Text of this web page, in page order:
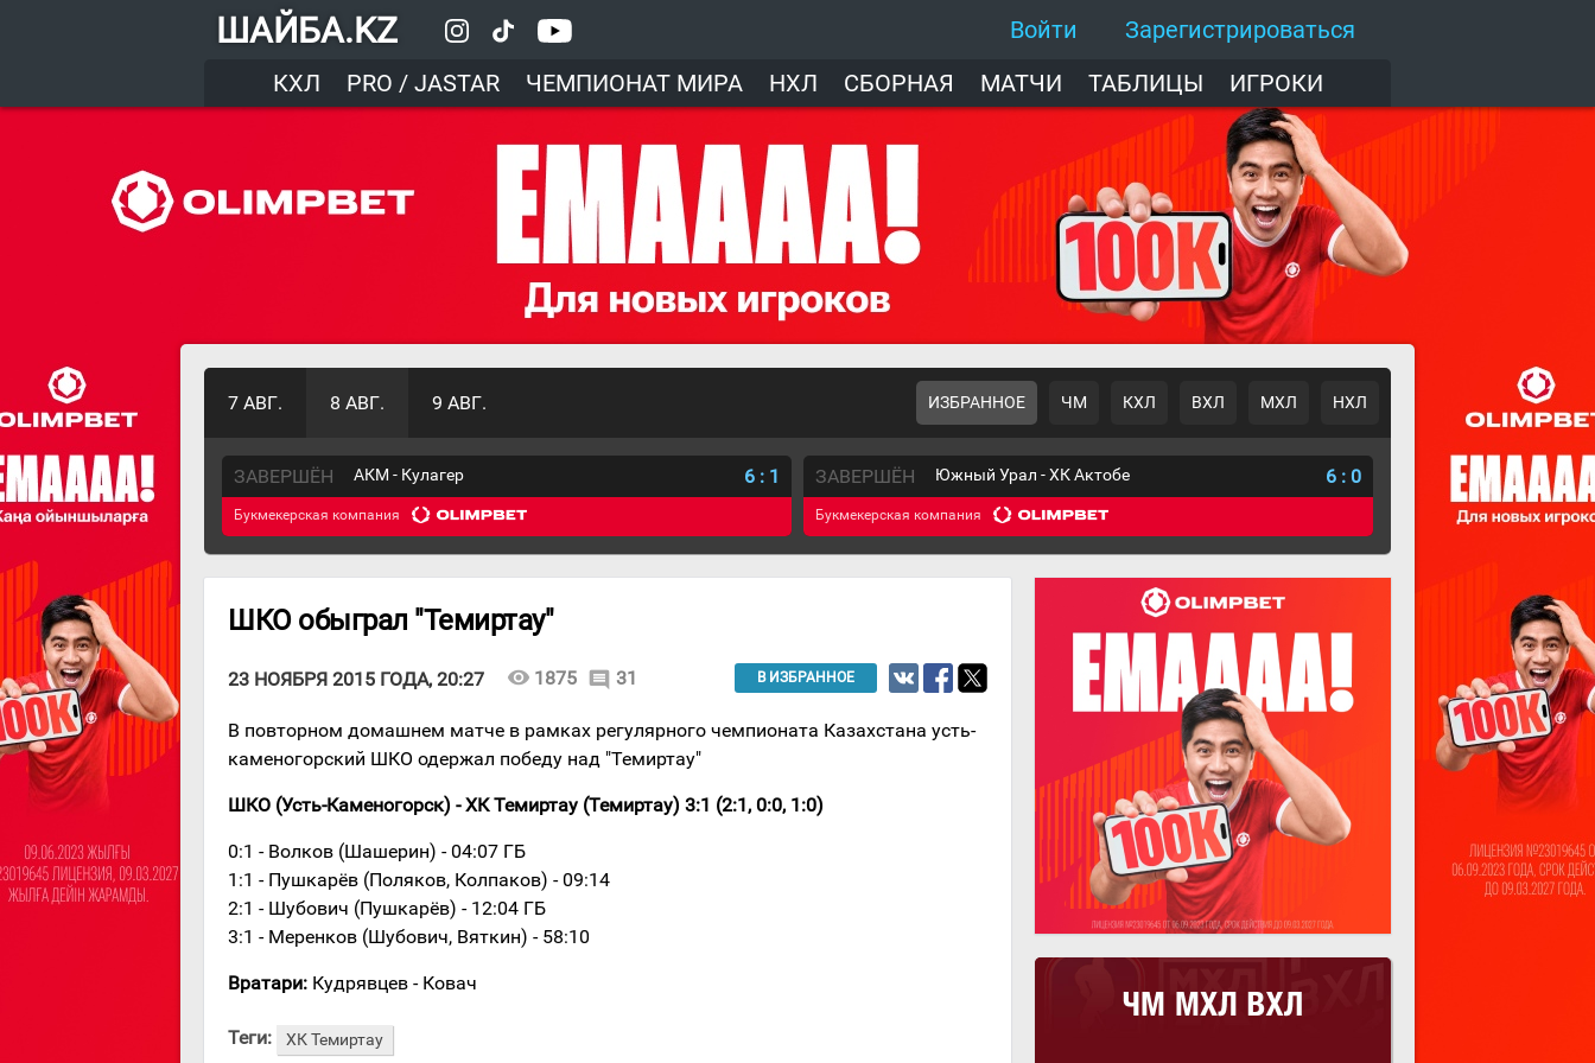
ШАЙБА.KZ Войти
Зарегистрироваться
КХЛ
PRO / JASTAR ЧЕМПИОНАТ МИРА НХЛ СБОРНАЯ МАТЧИ ТАБЛИЦЫ ИГРОКИ
7 АВГ. 8 АВГ. 9 АВГ. ИЗБРАННОЕ ЧМ КХЛ ВХЛ МХЛ НХЛ
ЗАВЕРШЁН АКМ - Кулагер 6 : 1
Букмекерская компания
ЗАВЕРШЁН Южный Урал - ХК Актобе 6 : 0
Букмекерская компания
ШКО обыграл "Темиртау"
23 НОЯБРЯ 2015 ГОДА, 20:27 visibility 1875 comment 31 В ИЗБРАННОЕ
В повторном домашнем матче в рамках регулярного чемпионата Казахстана усть-
каменогорский ШКО одержал победу над "Темиртау"
ШКО (Усть-Каменогорск) - ХК Темиртау (Темиртау) 3:1 (2:1, 0:0, 1:0)
0:1 - Волков (Шашерин) - 04:07 ГБ
1:1 - Пушкарёв (Поляков, Колпаков) - 09:14
2:1 - Шубович (Пушкарёв) - 12:04 ГБ
3:1 - Меренков (Шубович, Вяткин) - 58:10
Вратари: Кудрявцев - Ковач
Теги: ХК Темиртау